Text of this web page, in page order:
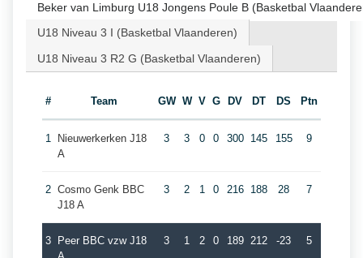
Beker van Limburg U18 Jongens Poule B (Basketbal
U18 Niveau 3 I (Basketbal Vlaanderen)
U18 Niveau 3 R2 G (Basketbal Vlaanderen)
# Team GW W V G DV DT DS Ptn
1
Nieuwerkerken J18
A
3 3 0 0 300 145 155 9
2 Cosmo Genk BBC
J18 A
3 2 1 0 216 188 28 7
3
Peer BBC vzw J18
3 1 2 0 189 212 -23 5